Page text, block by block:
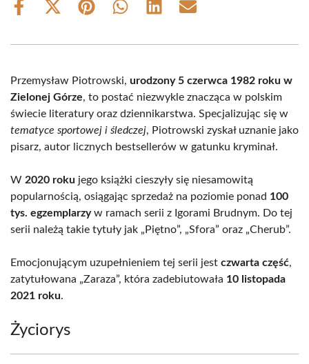
Share
Share
(Twitter)
Share Share Share Share
Przemysław Piotrowski, urodzony 5 czerwca 1982 roku w
Zielonej Górze, to postać niezwykle znacząca w polskim
świecie literatury oraz dziennikarstwa. Specjalizując się w
tematyce sportowej i śledczej, Piotrowski zyskał uznanie jako
pisarz, autor licznych bestsellerów w gatunku kryminał.
W 2020 roku jego książki cieszyły się niesamowitą
popularnością, osiągając sprzedaż na poziomie ponad 100
tys. egzemplarzyw ramach serii z Igorami Brudnym. Do tej
serii należą takie tytuły jak „Piętno”, „Sfora” oraz „Cherub”.
Emocjonującym uzupełnieniem tej serii jest czwarta część,
zatytułowana „Zaraza”, która zadebiutowała 10 listopada
2021 roku.
Życiorys